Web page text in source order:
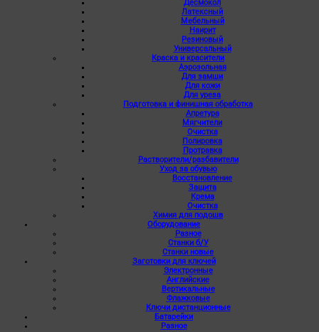
Десмокол
Латексный
Мебельный
Наирит
Резиновый
Универсальный
Краска и красители
Аэрозольная
Для замши
Для кожи
Для уреза
Подготовка и финишная обработка
Апретура
Мягчители
Очистка
Полировка
Протравка
Растворители/разбавители
Уход за обувью
Восстановление
Защита
Крема
Очистка
Химия для подошв
Оборудование
Разное
Станки б/У
Станки новые
Заготовки для ключей
Электронные
Английские
Вертикальные
Флажковые
Ключи дистанционные
Батарейки
Разное